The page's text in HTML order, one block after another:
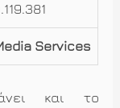
Services
και το